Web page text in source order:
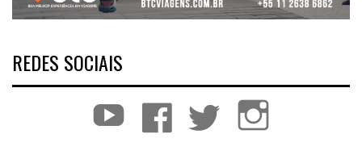
REDES SOCIAIS
YouTube Facebook Twitter